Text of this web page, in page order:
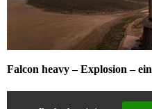
Falcon heavy – Explosion –